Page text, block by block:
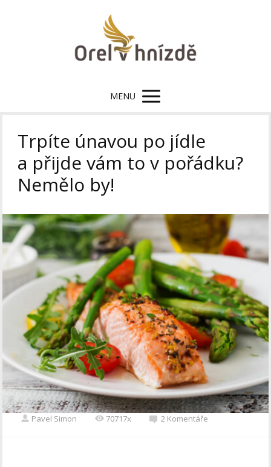
MENU
Trpíte únavou po jídle
a přijde vám to v pořádku?
Nemělo by!
Pavel Simon 70717x 2 Komentáře